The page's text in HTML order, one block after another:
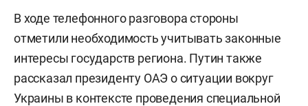
В ходе телефонного разговора стороны
отметили необходимость учитывать законные
интересы государств региона. Путин также
рассказал президенту ОАЭ о ситуации вокруг
Украины в контексте проведения специальной